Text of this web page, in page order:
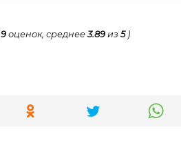
9оценок, среднее3.89из 5)